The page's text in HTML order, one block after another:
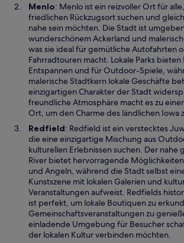
e
u
e
n
F
e
n
s
t
e
r
g
e
ö
f
f
n
e
t
MenloW
i
r
d
n
e
i
n
e
m
n
e
u
e
n
F
e
n
s
t
e
r
: Menlo ist ein reizvoller Ort für
friedlichen Rückzugsort suchen und
nahe sein möchten. Die Stadt ist
wunderschönem Ackerland und
was sie ideal für gemütliche Autofahrten
Fahrradtouren macht. Lokale Parks bieten
Entspannen und für Outdoor-Spiele,
malerische Stadtkern lokale Geschäfte
einzigartigen Charakter der Stadt
freundliche Atmosphäre macht es zu
Ort, um den Charme des ländlichen Iowa
RedfieldW
i
r
d
i
n
e
i
n
e
m
: Redfield ist ein verstecktes
die eine einzigartige Mischung aus
kulturellen Erlebnissen suchen. Der nahe
River bietet hervorragende
und Angeln, während die Stadt selbst
Kunstszene mit lokalen Galerien und
Veranstaltungen aufweist. Redfields
ist perfekt, um lokale Boutiquen zu
Gemeinschaftsveranstaltungen zu
einladende Umgebung für Besucher
der lokalen Kultur verbinden möchten.